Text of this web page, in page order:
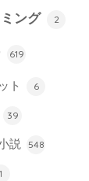
ング 2
619
ト 6
39
説 548
1